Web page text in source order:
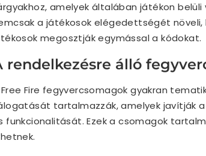
amelyek általában játékon
a játékosok elégedettségét
megosztják egymással a kódokat.
rendelkezésre álló
Fire fegyvercsomagok gyakran
tartalmazzák, amelyek javítják
funkcionalitását. Ezek a csomagok